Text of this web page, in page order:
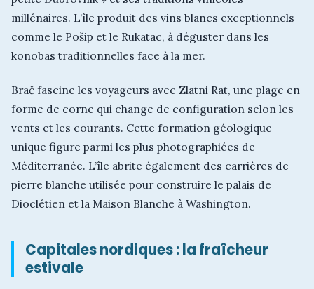
millénaires. L’île produit des vins blancs exceptionnels
comme le Pošip et le Rukatac, à déguster dans les
konobas traditionnelles face à la mer.
Brač fascine les voyageurs avec Zlatni Rat, une plage en
forme de corne qui change de configuration selon les
vents et les courants. Cette formation géologique
unique figure parmi les plus photographiées de
Méditerranée. L’île abrite également des carrières de
pierre blanche utilisée pour construire le palais de
Dioclétien et la Maison Blanche à Washington.
Capitales nordiques : la fraîcheur
estivale